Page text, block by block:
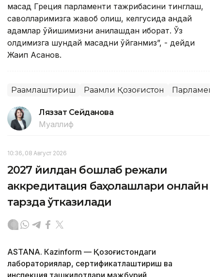
мақсад Греция парламенти тажрибасини тинглаш,
саволларимизга жавоб олиш, келгусида қандай
қадамлар қўйишимизни аниқлашдан иборат. Ўз
олдимизга шундай мақсадни қўйганмиз”, - дейди
Жақип Асанов.
Рақамлаштириш Рақамли Қозоғистон Парламент
Ляззат Сейданова
Муаллиф
10:36, 08 Август 2026
2027 йилдан бошлаб режали
аккредитация баҳолашлари онлайн
тарзда ўтказилади
ASTANА. Кazinform — Қозоғистондаги
лабораториялар, сертификатлаштириш ва